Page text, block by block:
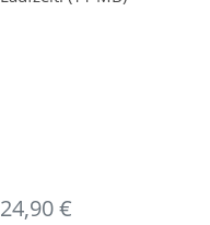
24,90 €